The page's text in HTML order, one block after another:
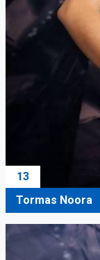
13
Tormas Noora